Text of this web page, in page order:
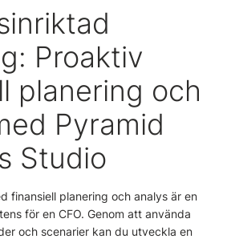
Proaktiv
planering och
Pyramid
Studio
finansiell planering och analys är en
för en CFO. Genom att använda
och scenarier kan du utveckla en